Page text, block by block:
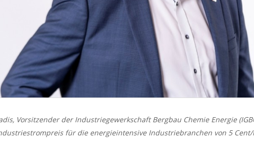
Vorsitzender der Industriegewerkschaft Bergbau Chemie Energie
für die energieintensive Industriebranchen von 5 Cent/